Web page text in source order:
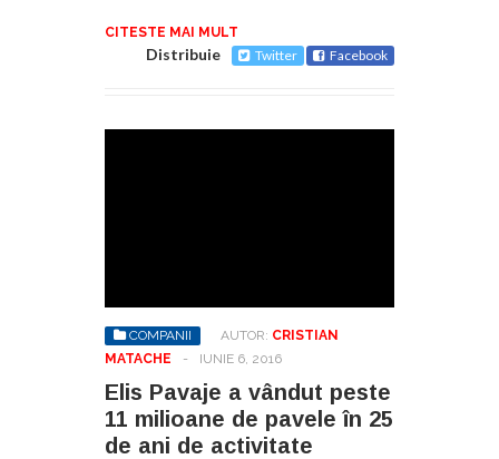
CITESTE MAI MULT
Distribuie Twitter Facebook
COMPANII AUTOR: CRISTIAN
MATACHE
- IUNIE 6, 2016
Elis Pavaje a vândut peste
11 milioane de pavele în 25
de ani de activitate